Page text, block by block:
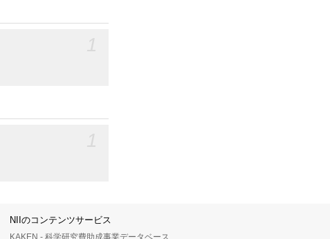
NIIのコンテンツサービス
KAKEN - 科学研究費助成事業データベース